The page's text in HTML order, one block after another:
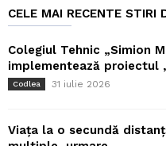
CELE MAI RECENTE STIRI
Colegiul Tehnic „Simion
implementează proiectul
Codlea 31 iulie 2026
Viața la o secundă